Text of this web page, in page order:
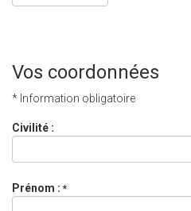
Vos coordonnées
* Information obligatoire
Civilité :
Prénom : *